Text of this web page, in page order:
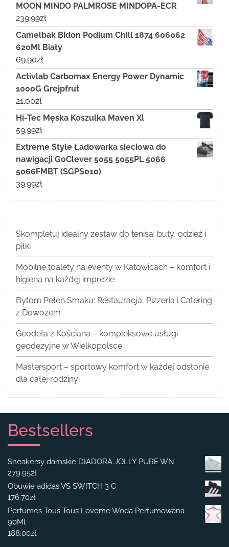
MOON MINDO PALMROSE MINDOPA-ECR
239.99zł
Camelbak Bidon Podium Chill 1874 606062
620Ml Biały
69.90zł
Activlab Carbomax Energy Power Dynamic
1000G Grejpfrut
21.00zł
Hi-Tec Męska Koszulka Maven Xl
59.99zł
Extreme Style Ładowarka sieciowa do
nawigacji GoClever 5055 5055PL 5066
5066FMBT (SGPS010)
39.99zł
Skompletuj idealny zestaw do tenisa: buty, odzież i
piłki
Mobilne toalety na eventy w Katowicach – komfort i
higiena na każdej imprezie
Bytom Pełen Smaku: Restauracja, Pizzeria i Catering
z Dowozem
Geodeta z Kościana – kompleksowe usługi
geodezyjne w Wielkopolsce
Mastersport – sportowy komfort w każdej odsłonie
dla całej rodziny
Bestsellers
Sneakersy damskie DIADORA JOLLY PURE WN
279.95zł
Obuwie adidas VS SWITCH 3 C
176.70zł
Perfumes Tous Tous Loveme Woda Perfumowana
90Ml
188.00zł